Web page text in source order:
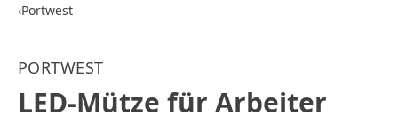
‹Portwest
PORTWEST
LED-Mütze für Arbeiter